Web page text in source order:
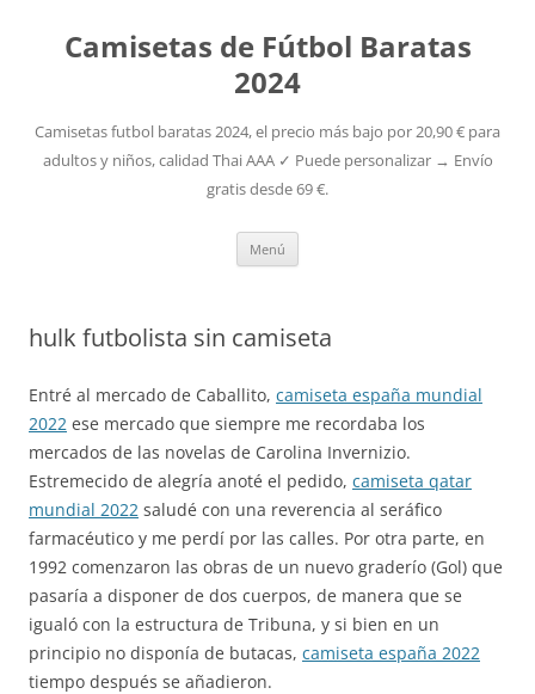
Camisetas de Fútbol Baratas
2024
Camisetas futbol baratas 2024, el precio más bajo por 20,90 € para
adultos y niños, calidad Thai AAA ✓ Puede personalizar → Envío
gratis desde 69 €.
Menú
hulk futbolista sin camiseta
Entré al mercado de Caballito, camiseta españa mundial
2022 ese mercado que siempre me recordaba los
mercados de las novelas de Carolina Invernizio.
Estremecido de alegría anoté el pedido, camiseta qatar
mundial 2022 saludé con una reverencia al seráfico
farmacéutico y me perdí por las calles. Por otra parte, en
1992 comenzaron las obras de un nuevo graderío (Gol) que
pasaría a disponer de dos cuerpos, de manera que se
igualó con la estructura de Tribuna, y si bien en un
principio no disponía de butacas, camiseta españa 2022
tiempo después se añadieron.